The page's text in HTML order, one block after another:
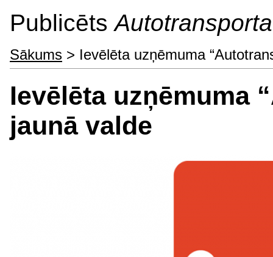
Publicēts
Sākums > Ievēlēta uzņēmuma
Ievēlēta uzņēmuma
jaunā valde